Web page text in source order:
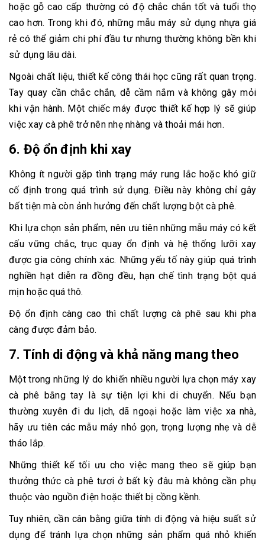
hoặc gỗ cao cấp thường có độ chắc chắn tốt và tuổi thọ
cao hơn. Trong khi đó, những mẫu máy sử dụng nhựa giá
rẻ có thể giảm chi phí đầu tư nhưng thường không bền khi
sử dụng lâu dài.
Ngoài chất liệu, thiết kế công thái học cũng rất quan trọng.
Tay quay cần chắc chắn, dễ cầm nắm và không gây mỏi
khi vận hành. Một chiếc máy được thiết kế hợp lý sẽ giúp
việc xay cà phê trở nên nhẹ nhàng và thoải mái hơn.
6. Độ ổn định khi xay
Không ít người gặp tình trạng máy rung lắc hoặc khó giữ
cố định trong quá trình sử dụng. Điều này không chỉ gây
bất tiện mà còn ảnh hưởng đến chất lượng bột cà phê.
Khi lựa chọn sản phẩm, nên ưu tiên những mẫu máy có kết
cấu vững chắc, trục quay ổn định và hệ thống lưỡi xay
được gia công chính xác. Những yếu tố này giúp quá trình
nghiền hạt diễn ra đồng đều, hạn chế tình trạng bột quá
mịn hoặc quá thô.
Độ ổn định càng cao thì chất lượng cà phê sau khi pha
càng được đảm bảo.
7. Tính di động và khả năng mang theo
Một trong những lý do khiến nhiều người lựa chọn máy xay
cà phê bằng tay là sự tiện lợi khi di chuyển. Nếu bạn
thường xuyên đi du lịch, dã ngoại hoặc làm việc xa nhà,
hãy ưu tiên các mẫu máy nhỏ gọn, trọng lượng nhẹ và dễ
tháo lắp.
Những thiết kế tối ưu cho việc mang theo sẽ giúp bạn
thưởng thức cà phê tươi ở bất kỳ đâu mà không cần phụ
thuộc vào nguồn điện hoặc thiết bị cồng kềnh.
Tuy nhiên, cần cân bằng giữa tính di động và hiệu suất sử
dụng để tránh lựa chọn những sản phẩm quá nhỏ khiến